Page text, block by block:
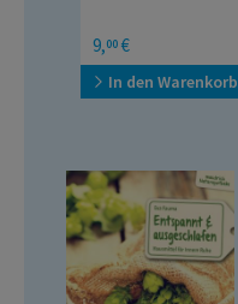
verstehen – vorbeugen –
behandeln
9,00 €
In den Warenkorb